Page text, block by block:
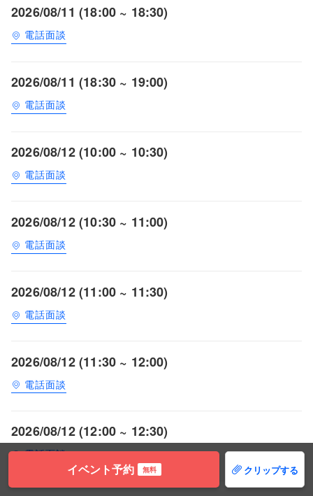
2026/08/11 (18:00 ~ 18:30)
電話面談
2026/08/11 (18:30 ~ 19:00)
電話面談
2026/08/12 (10:00 ~ 10:30)
電話面談
2026/08/12 (10:30 ~ 11:00)
電話面談
2026/08/12 (11:00 ~ 11:30)
電話面談
2026/08/12 (11:30 ~ 12:00)
電話面談
2026/08/12 (12:00 ~ 12:30)
電話面談
イベント予約 無料 クリップする